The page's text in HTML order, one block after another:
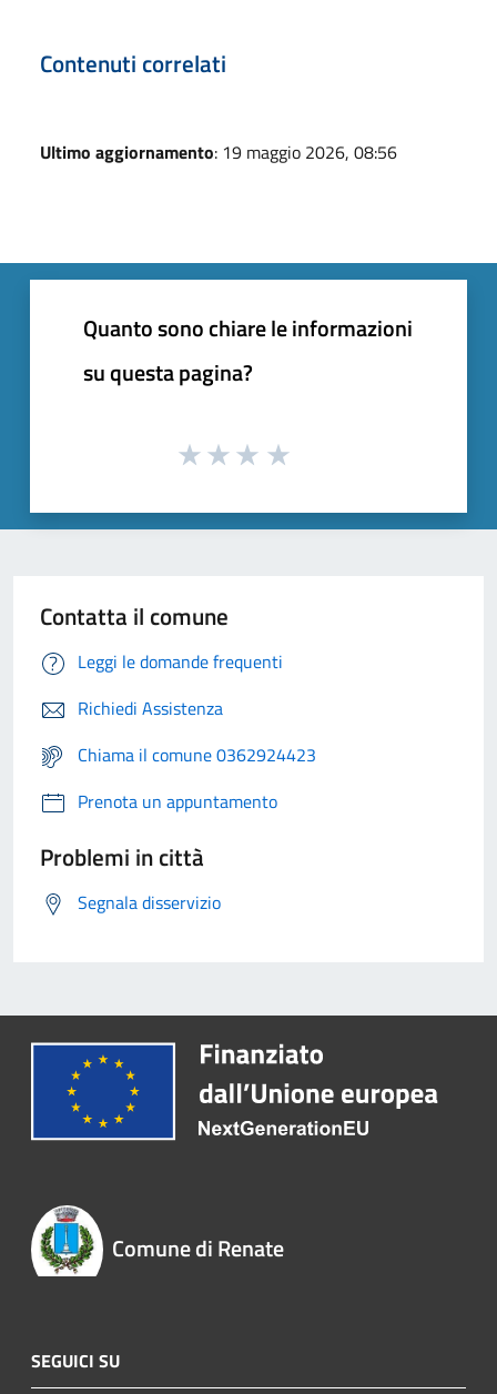
Contenuti correlati
Ultimo aggiornamento: 19 maggio 2026, 08:56
Quanto sono chiare le informazioni
su questa pagina?
Contatta il comune
Leggi le domande frequenti
Richiedi Assistenza
Chiama il comune 0362924423
Prenota un appuntamento
Problemi in città
Segnala disservizio
Comune di Renate
SEGUICI SU